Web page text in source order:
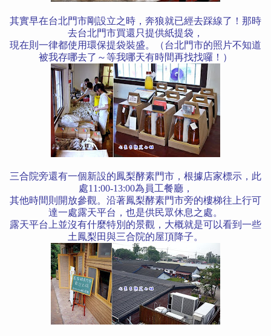
其實早在台北門市剛設立之時，奔狼就已經去踩線了！那時
去台北門市買還只提供紙提袋，
現在則一律都使用環保提袋裝盛。（台北門市的照片不知道
被我存哪去了～等我哪天有時間再找找囉！）
三合院旁還有一個新設的鳳梨酵素門市，根據店家標示，此
處11:00-13:00為員工餐廳，
其他時間則開放參觀。沿著鳳梨酵素門市旁的樓梯往上行可
達一處露天平台，也是供民眾休息之處。
露天平台上並沒有什麼特別的景觀，大概就是可以看到一些
土鳳梨田與三合院的屋頂降子。